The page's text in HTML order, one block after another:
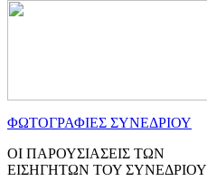
ΦΩΤΟΓΡΑΦΙΕΣ ΣΥΝΕΔΡΙΟΥ
ΟΙ ΠΑΡΟΥΣΙΑΣΕΙΣ ΤΩΝ
ΕΙΣΗΓΗΤΩΝ ΤΟΥ ΣΥΝΕΔΡΙΟΥ